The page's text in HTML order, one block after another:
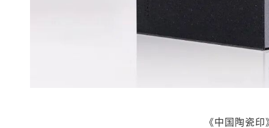
《中国陶瓷